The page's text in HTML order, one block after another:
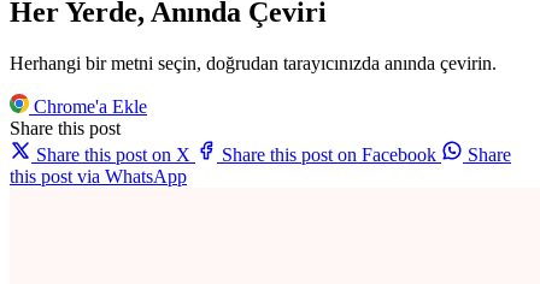
Her Yerde, Anında Çeviri
Herhangi bir metni seçin, doğrudan tarayıcınızda anında çevirin.
Chrome'a Ekle
Share this post
Share this post on X
Share this post on Facebook
Share
this post via WhatsApp